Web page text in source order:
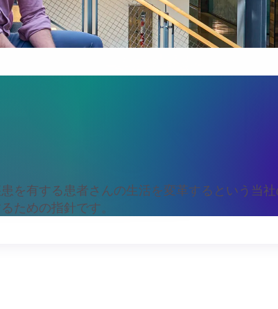
を有する患者さんの生活を変革するという当
ための指針です。